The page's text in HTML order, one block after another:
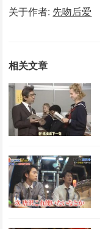
关于作者: 先吻后爱
相关文章